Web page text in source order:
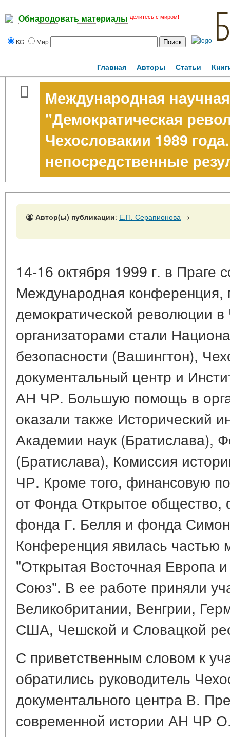
Обнародовать материалы делитесь с миром!
KG Мир
Главная Авторы Статьи
Международная
"Демократическая
Чехословакии 1989
непосредственные
Автор(ы) публикации: Е.П. Серапионова →
14-16 октября 1999 г. в Праге
Международная
демократической революции
организаторами стали
безопасности (Вашингтон),
документальный центр и
АН ЧР. Большую помощь в
оказали также Исторический
Академии наук (Братислава),
(Братислава), Комиссия
ЧР. Кроме того, финансовую
от Фонда Открытое
фонда Г. Белля и фонда
Конференция явилась частью
"Открытая Восточная Европа
Союз". В ее работе приняли
Великобритании, Венгрии,
США, Чешской и Словацкой
С приветственным словом к
обратились руководитель
документального центра В.
современной истории АН ЧР